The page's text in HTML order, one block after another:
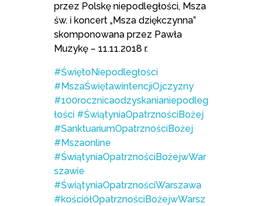
przez Polskę niepodległości, Msza
św. i koncert „Msza dziękczynna”
skomponowana przez Pawła
Muzykę – 11.11.2018 r.
#ŚwiętoNiepodległości
#MszaŚwiętawintencjiOjczyzny
#100rocznicaodzyskanianiepodleg
łości #ŚwiątyniaOpatrznościBożej
#SanktuariumOpatrznościBożej
#Mszaonline
#ŚwiątyniaOpatrznościBożejwWar
szawie
#ŚwiątyniaOpatrznościWarszawa
#kościółOpatrznościBożejwWarsz